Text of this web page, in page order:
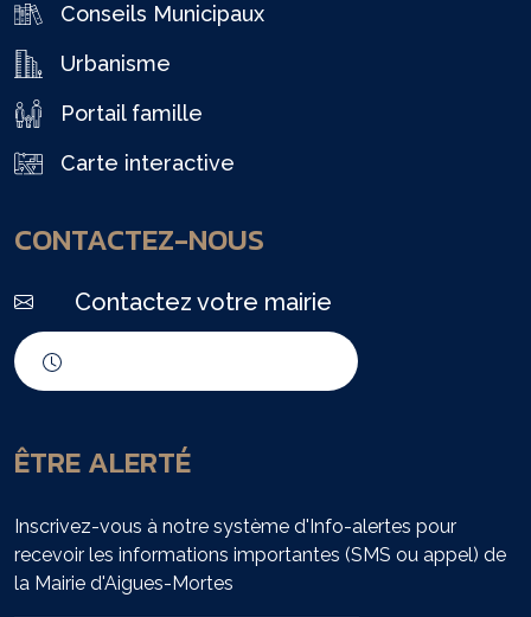
Conseils Municipaux
Urbanisme
Portail famille
Carte interactive
CONTACTEZ-NOUS
Contactez votre mairie
ÊTRE ALERTÉ
Inscrivez-vous à notre système d'Info-alertes pour
recevoir les informations importantes (SMS ou appel) de
la Mairie d'Aigues-Mortes